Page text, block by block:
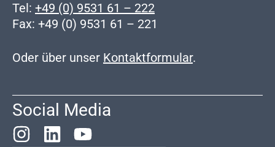
Tel: +49 (0) 9531 61 – 222
Fax: +49 (0) 9531 61 – 221
Oder über unser Kontaktformular.
Social Media